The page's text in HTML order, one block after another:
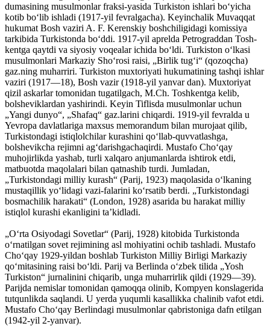
dumasining musulmonlar fraksi-yasida Turkiston ishlari boʻyicha
kotib boʻlib ishladi (1917-yil fevralgacha). Keyinchalik Muvaqqat
hukumat Bosh vaziri A. F. Kerenskiy boshchiligidagi komissiya
tarkibida Turkistonda boʻddi. 1917-yil aprelda Petrograddan Tosh-
kentga qaytdi va siyosiy voqealar ichida boʻldi. Turkiston oʻlkasi
musulmonlari Markaziy Shoʻrosi raisi, „Birlik tugʻi“ (qozoqcha)
gaz.ning muharriri. Turkiston muxtoriyati hukumatining tashqi ishlar
vaziri (1917—18), Bosh vazir (1918-yil yanvar dan). Muxtoriyat
qizil askarlar tomonidan tugatilgach, M.Ch. Toshkentga kelib,
bolsheviklardan yashirindi. Keyin Tiflisda musulmonlar uchun
„Yangi dunyo“, „Shafaq“ gaz.larini chiqardi. 1919-yil fevralda u
Yevropa davlatlariga maxsus memorandum bilan murojaat qilib,
Turkistondagi istiqlolchilar kurashini qoʻllab-quvvatlashga,
bolshevikcha rejimni agʻdarishgachaqirdi. Mustafo Choʻqay
muhojirlikda yashab, turli xalqaro anjumanlarda ishtirok etdi,
matbuotda maqolalari bilan qatnashib turdi. Jumladan,
„Turkistondagi milliy kurash“ (Parij, 1923) maqolasida oʻlkaning
mustaqillik yoʻlidagi vazi-falarini koʻrsatib berdi. „Turkistondagi
bosmachilik harakati“ (London, 1928) asarida bu harakat milliy
istiqlol kurashi ekanligini taʼkidladi.
„Oʻrta Osiyodagi Sovetlar“ (Parij, 1928) kitobida Turkistonda
oʻrnatilgan sovet rejimining asl mohiyatini ochib tashladi. Mustafo
Choʻqay 1929-yildan boshlab Turkiston Milliy Birligi Markaziy
qoʻmitasining raisi boʻldi. Parij va Berlinda oʻzbek tilida „Yosh
Turkiston“ jurnalinini chiqarib, unga muharrirlik qildi (1929—39).
Parijda nemislar tomonidan qamoqqa olinib, Kompyen konslagerida
tutqunlikda saqlandi. U yerda yuqumli kasallikka chalinib vafot etdi.
Mustafo Choʻqay Berlindagi musulmonlar qabristoniga dafn etilgan
(1942-yil 2-yanvar).